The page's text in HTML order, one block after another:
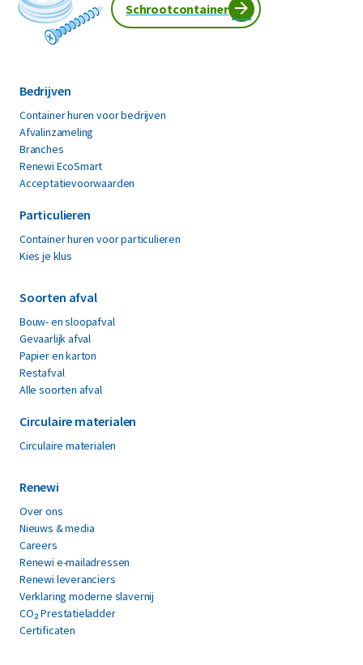
Schrootcontainer
Bedrijven
Container huren voor bedrijven
Afvalinzameling
Branches
Renewi EcoSmart
Acceptatievoorwaarden
Particulieren
Container huren voor particulieren
Kies je klus
Soorten afval
Bouw- en sloopafval
Gevaarlijk afval
Papier en karton
Restafval
Alle soorten afval
Circulaire materialen
Circulaire materialen
Renewi
Over ons
Nieuws & media
Careers
Renewi e-mailadressen
Renewi leveranciers
Verklaring moderne slavernij
CO₂ Prestatieladder
Certificaten